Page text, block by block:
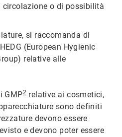
o di possibilità
si raccomanda di
(European Hygienic
relative alle
GMP2 relative ai cosmetici,
sono definiti
devono essere
e devono poter essere